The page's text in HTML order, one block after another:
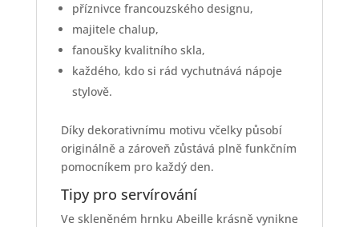
příznivce francouzského designu,
majitele chalup,
fanoušky kvalitního skla,
každého, kdo si rád vychutnává nápoje
stylově.
Díky dekorativnímu motivu včelky působí
originálně a zároveň zůstává plně funkčním
pomocníkem pro každý den.
Tipy pro servírování
Ve skleněném hrnku Abeille krásně vynikne